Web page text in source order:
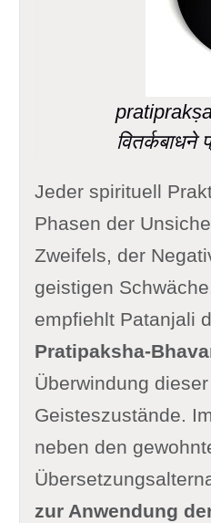
वितर्कबाधने
Jeder spirituell
Phasen der
Zweifels, der
geistigen
empfiehlt Patanjali
Pratipaksha-
Überwindung
Geisteszustände.
neben den
zur Anwendung